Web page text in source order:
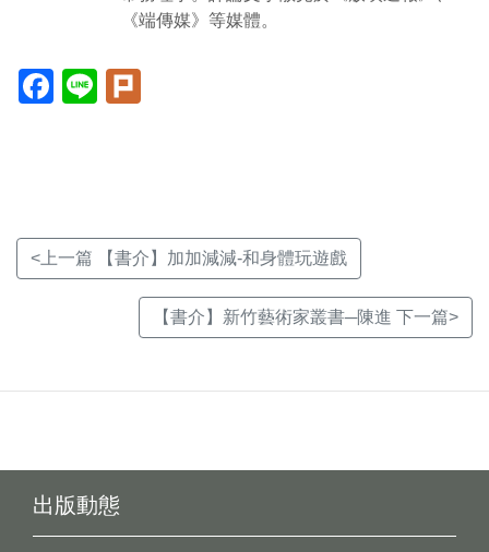
《端傳媒》等媒體。
Facebook(另
開
Line(另
開
<上一篇 【書介】加加減減-和身體玩遊戲
【書介】新竹藝術家叢書─陳進 下一篇>
出版動態